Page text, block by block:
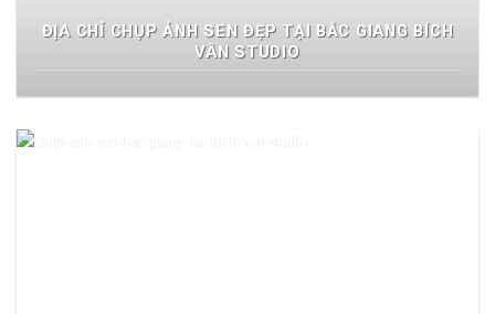
ĐỊA CHỈ CHỤP ẢNH SEN ĐẸP TẠI BẮC GIANG BÍCH
VÂN STUDIO